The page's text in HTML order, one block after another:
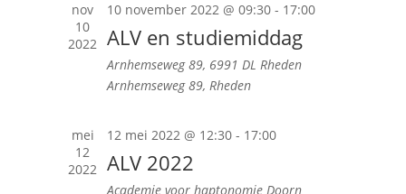
nov
10
2022
10 november 2022 @ 09:30 - 17:00
ALV en studiemiddag
Arnhemseweg 89, 6991 DL Rheden
Arnhemseweg 89, Rheden
mei
12
2022
12 mei 2022 @ 12:30 - 17:00
ALV 2022
Academie voor haptonomie Doorn